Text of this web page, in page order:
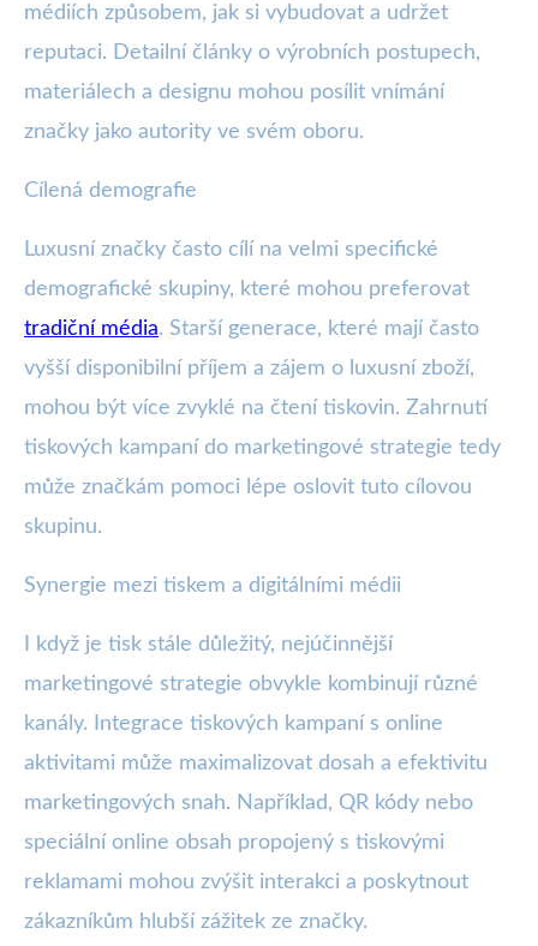
médiích způsobem, jak si vybudovat a udržet
reputaci. Detailní články o výrobních postupech,
materiálech a designu mohou posílit vnímání
značky jako autority ve svém oboru.
Cílená demografie
Luxusní značky často cílí na velmi specifické
demografické skupiny, které mohou preferovat
tradiční média. Starší generace, které mají často
vyšší disponibilní příjem a zájem o luxusní zboží,
mohou být více zvyklé na čtení tiskovin. Zahrnutí
tiskových kampaní do marketingové strategie tedy
může značkám pomoci lépe oslovit tuto cílovou
skupinu.
Synergie mezi tiskem a digitálními médii
I když je tisk stále důležitý, nejúčinnější
marketingové strategie obvykle kombinují různé
kanály. Integrace tiskových kampaní s online
aktivitami může maximalizovat dosah a efektivitu
marketingových snah. Například, QR kódy nebo
speciální online obsah propojený s tiskovými
reklamami mohou zvýšit interakci a poskytnout
zákazníkům hlubší zážitek ze značky.